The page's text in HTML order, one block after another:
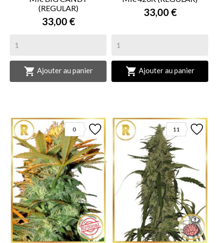
(REGULAR)
33,00 €
 Ajouter au panier
33,00 €
 Ajouter au panier
0 11